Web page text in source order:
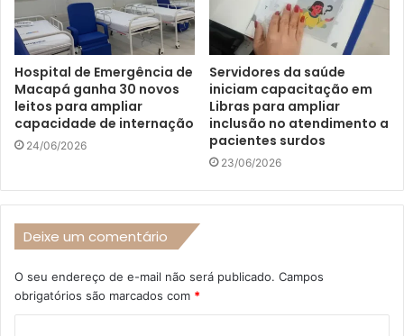
Hospital de Emergência de
Macapá ganha 30 novos
leitos para ampliar
capacidade de internação
24/06/2026
Servidores da saúde
iniciam capacitação em
Libras para ampliar
inclusão no atendimento a
pacientes surdos
23/06/2026
Deixe um comentário
O seu endereço de e-mail não será publicado. Campos
obrigatórios são marcados com *